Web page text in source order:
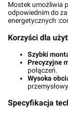
Mostek umożliwia
odpowiednim do
energetycznych
Korzyści dla
Szybki
Precyzyjne
połączeń.
Wysoka
Specyfikacja